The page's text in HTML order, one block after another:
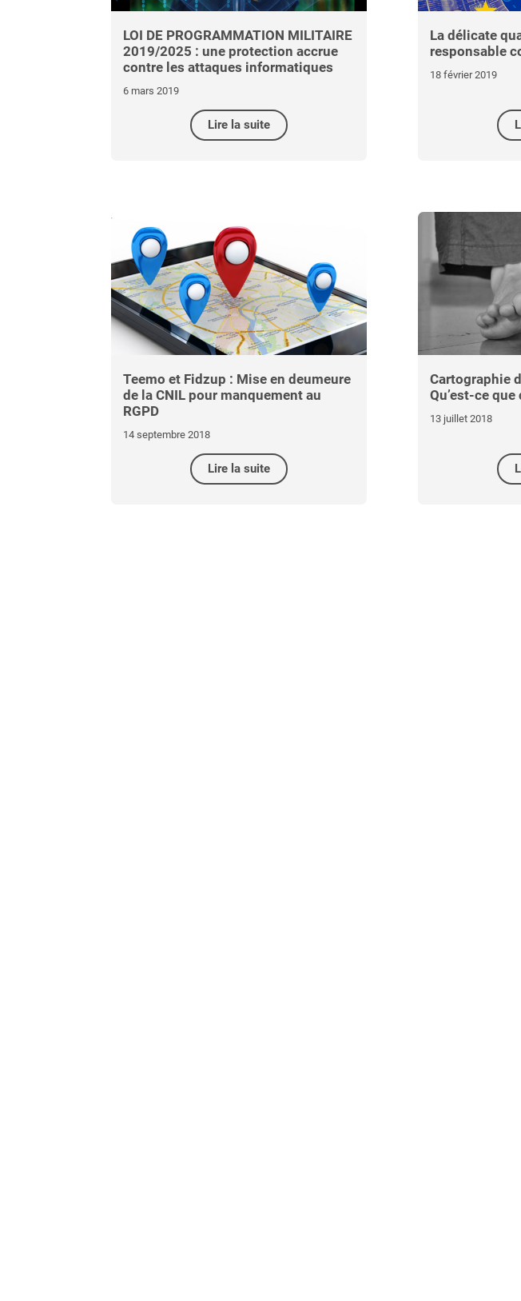
LOI DE PROGRAMMATION MILITAIRE
2019/2025 : une protection accrue
contre les attaques informatiques
6 mars 2019
Lire la suite
La délicate
responsable
18 février 2019
Teemo et Fidzup : Mise en deumeure
de la CNIL pour manquement au
RGPD
14 septembre 2018
Lire la suite
Cartographie
Qu’est-ce que
13 juillet 2018